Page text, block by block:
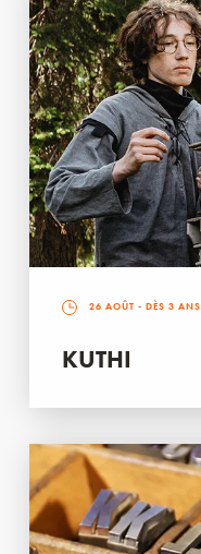
26 AOÛT - DÈS 3 ANS
KUTHI